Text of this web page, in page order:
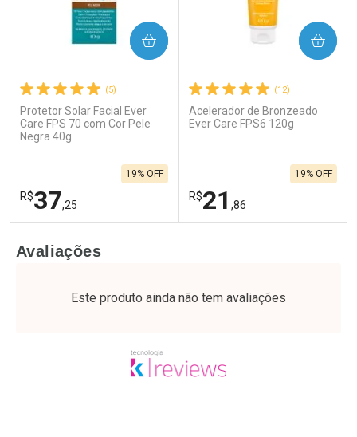
(5)
Protetor Solar Facial Ever
Care FPS 70 com Cor Pele
Negra 40g
R$37,25
19% OFF
COMPRAR
Laboratório
Por Menos
(12)
Acelerador de Bronzeado
Ever Care FPS6 120g
R$21 ,86
19% OFF
COMPRAR
Laboratório
Por Menos
Avaliações
Este produto ainda não tem avaliações